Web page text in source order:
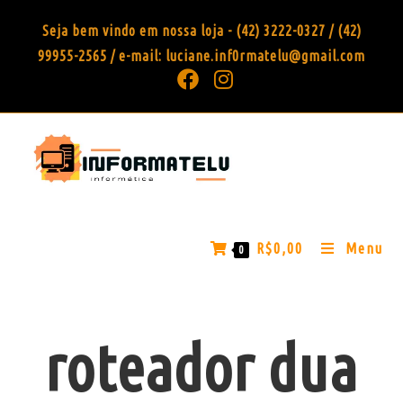
Seja bem vindo em nossa loja - (42) 3222-0327 / (42)
99955-2565 / e-mail: luciane.inf0rmatelu@gmail.com
0 R$0,00 Menu
roteador dua